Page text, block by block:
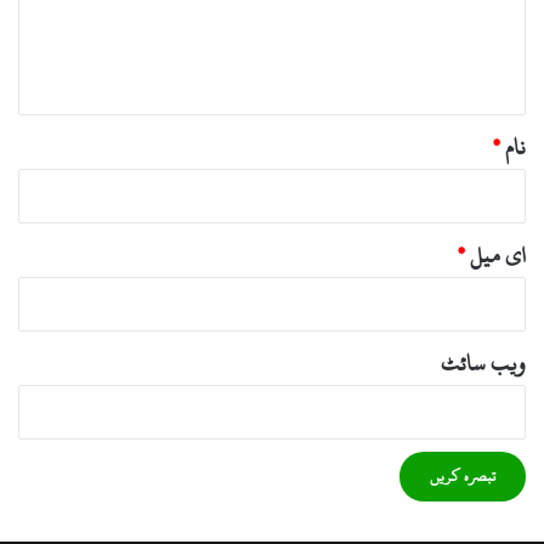
نام*
ای میل*
ویب‌ سائٹ